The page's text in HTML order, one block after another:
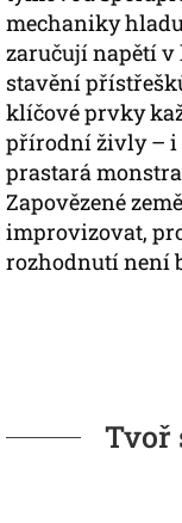
mechaniky
zaručují napětí v
stavění
klíčové prvky
přírodní živly – i
prastará
Zapovězené
improvizovat,
rozhodnutí není
Tvoř